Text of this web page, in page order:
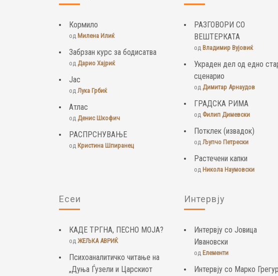
Кормило
од Милена Илиќ
Забрзан курс за бодисатва
од Дарио Хајриќ
Јас
од Лука Грбиќ
Атлас
од Денис Шкофич
РАСПРСНУВАЊЕ
од Кристина Шпиранец
РАЗГОВОРИ СО
ВЕШТЕРКАТА
од Владимир Вујовиќ
Украден дел од едно
сценарио
од Димитар Арнаудов
ГРАДСКА РИМА
од Филип Димевски
Потклек (извадок)
од Љупчо Петрески
Растечени капки
од Никола Наумовски
Есеи
КАДЕ ТРГНА, ПЕСНО МОЈА?
од ЖЕЉКА АВРИЌ
Психоаналитичко читање на
„Дуња Ѓузели и Царскиот
Интервју
Интервју со Јовица
Ивановски
од Елементи
Интервју со Марко